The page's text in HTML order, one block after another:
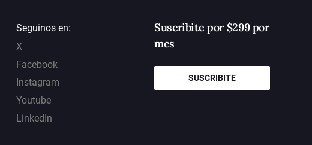
Seguinos en:
X
Facebook
Instagram
Youtube
LinkedIn
Suscribite por $299 por
mes
SUSCRIBITE